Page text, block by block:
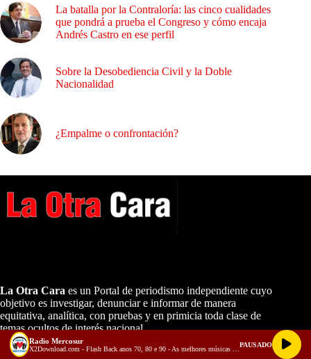
La batalla por la Contraloría: las cinco cualidades
que pondrá a prueba el Congreso y cómo encaja
Andrés Castro en ese perfil
Sobre la Desobediencia Civil y la Doble
Nacionalidad
¿Empalme o confrontación?
La Otra Cara es un Portal de periodismo independiente cuyo
objetivo es investigar, denunciar e informar de manera
equitativa, analítica, con pruebas y en primicia toda clase de
temas ocultos de interés nacional.
Radio Mercosur PAUSADO